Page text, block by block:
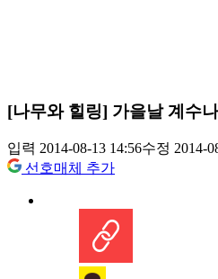
[나무와 힐링] 가을날 계수
입력 2014-08-13 14:56수정 2014-
선호매체 추가